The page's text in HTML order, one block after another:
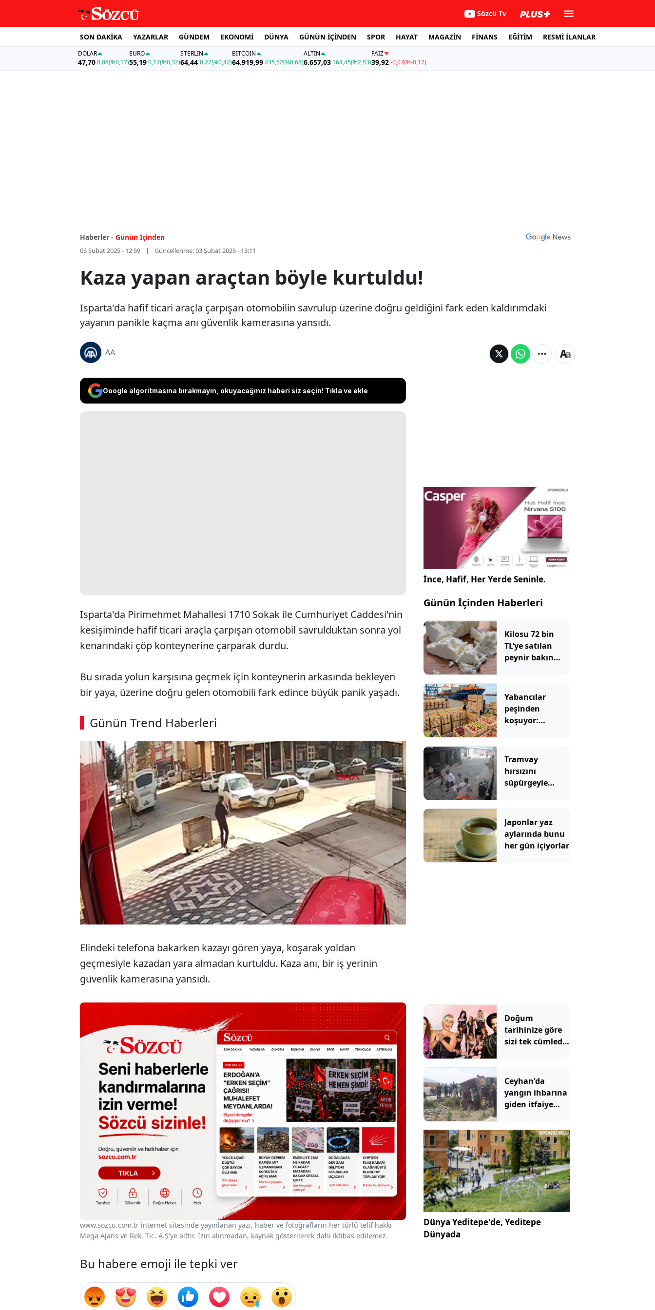
Sözcü Tv
SON DAKİKA YAZARLAR GÜNDEM EKONOMİ DÜNYA GÜNÜN İÇİNDEN SPOR HAYAT MAGAZİN FİNANS EĞİTİM RESMİ İLANLAR
DOLAR
47,700,08(%0,17)
EURO
55,19 0,17(%0,32)
STERLIN
64,44 0,27(%0,42)
BITCOIN
64.919,99435,52(%0,68)
ALTIN
6.657,03 164,45(%2,53)
FAİZ
39,92-0,07(%-0,17)
Haberler - Günün İçinden
03 Şubat 2025 - 12:59 Güncellenme:03 Şubat 2025 - 13:11
Kaza yapan araçtan böyle kurtuldu!
Isparta'da hafif ticari araçla çarpışan otomobilin savrulup üzerine doğru geldiğini fark eden kaldırımdaki
yayanın panikle kaçma anı güvenlik kamerasına yansıdı.
AA
Google algoritmasına bırakmayın, okuyacağınız haberi siz seçin! Tıkla ve ekle
Isparta'da Pirimehmet Mahallesi 1710 Sokak ile Cumhuriyet Caddesi'nin
kesişiminde hafif ticari araçla çarpışan otomobil savrulduktan sonra yol
kenarındaki çöp konteynerine çarparak durdu.
Bu sırada yolun karşısına geçmek için konteynerin arkasında bekleyen
bir yaya, üzerine doğru gelen otomobili fark edince büyük panik yaşadı.
Günün Trend Haberleri
Elindeki telefona bakarken kazayı gören yaya, koşarak yoldan
geçmesiyle kazadan yara almadan kurtuldu. Kaza anı, bir iş yerinin
güvenlik kamerasına yansıdı.
www.sozcu.com.tr internet sitesinde yayınlanan yazı, haber ve fotoğrafların her türlü telif hakkı
Mega Ajans ve Rek. Tic. A.Ş'ye aittir. İzin alınmadan, kaynak gösterilerek dahi iktibas edilemez.
Bu habere emoji ile tepki ver
İnce, Hafif, Her Yerde Seninle.
Günün İçinden Haberleri
Kilosu 72 bin
TL’ye satılan
peynir bakın
Yabancılar
peşinden
koşuyor:
taşıyan 3 lezzet
Tramvay
hırsızını
süpürgeyle
Japonlar yaz
aylarında bunu
her gün içiyorlar
Doğum
tarihinize göre
sizi tek cümlede
Ceyhan'da
yangın ihbarına
giden itfaiye
yaralı
Dünya Yeditepe'de, Yeditepe
Dünyada